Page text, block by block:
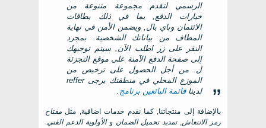
الرسمي لتقدم مجموعة متنوعة من
خيارات الدفع, بما في ذلك بطاقات
الائتمان وباي بال, ويضمن الأمن في نهاية
المطاف من بياناتك الشخصية. بمجرد
النقر على زر اطلب الآن, سيتم توجيهك
إلى صفحة الدفع الآمنة على موقع التجزئة
ل. من أجل الحصول على ترخيص من
الموزع المحلي في منطقتك يرجى reffer
لديناقائمة البائعين برنامج .
بالإضافة إلى منتجاتنا, كما نقدم خدمات اضافية, مثل مفتاح
رمز الانتعاش,تمديد تحميل الضمان والأولوية الدعم الفني.